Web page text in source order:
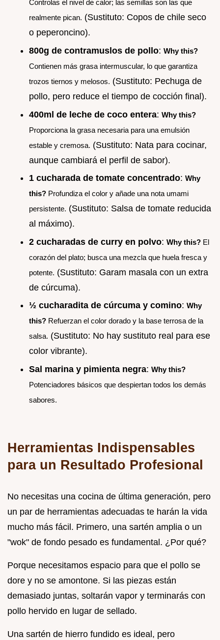
Controlas el nivel de calor; las semillas son las que
realmente pican. (Sustituto: Copos de chile seco
o peperoncino).
800g de contramuslos de pollo: Why this?
Contienen más grasa intermuscular, lo que garantiza
trozos tiernos y melosos. (Sustituto: Pechuga de
pollo, pero reduce el tiempo de cocción final).
400ml de leche de coco entera: Why this?
Proporciona la grasa necesaria para una emulsión
estable y cremosa. (Sustituto: Nata para cocinar,
aunque cambiará el perfil de sabor).
1 cucharada de tomate concentrado: Why
this? Profundiza el color y añade una nota umami
persistente. (Sustituto: Salsa de tomate reducida
al máximo).
2 cucharadas de curry en polvo: Why this? El
corazón del plato; busca una mezcla que huela fresca y
potente. (Sustituto: Garam masala con un extra
de cúrcuma).
½ cucharadita de cúrcuma y comino: Why
this? Refuerzan el color dorado y la base terrosa de la
salsa. (Sustituto: No hay sustituto real para ese
color vibrante).
Sal marina y pimienta negra: Why this?
Potenciadores básicos que despiertan todos los demás
sabores.
Herramientas Indispensables
para un Resultado Profesional
No necesitas una cocina de última generación, pero
un par de herramientas adecuadas te harán la vida
mucho más fácil. Primero, una sartén amplia o un
"wok" de fondo pesado es fundamental. ¿Por qué?
Porque necesitamos espacio para que el pollo se
dore y no se amontone. Si las piezas están
demasiado juntas, soltarán vapor y terminarás con
pollo hervido en lugar de sellado.
Una sartén de hierro fundido es ideal, pero